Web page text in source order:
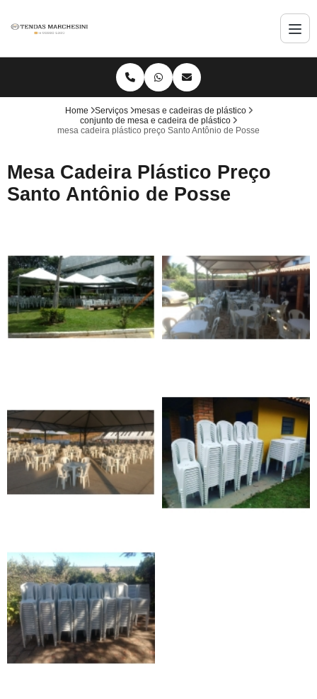
Home Serviços
mesas e cadeiras de plástico
conjunto de mesa e cadeira de plástico
mesa cadeira plástico preço Santo Antônio de Posse
Mesa Cadeira Plástico Preço
Santo Antônio de Posse